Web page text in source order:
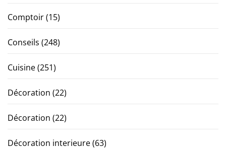
Comptoir(15)
Conseils (248)
Cuisine(251)
Décoration (22)
Décoration (22)
Décoration interieure(63)